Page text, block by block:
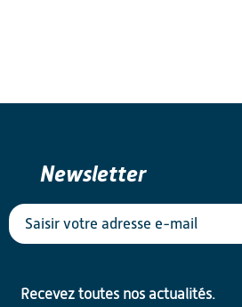
Newsletter
Recevez toutes nos actualités.